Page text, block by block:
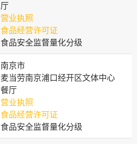
厅
营业执照
食品经营许可证
食品安全监督量化分级
南京市
麦当劳南京浦口经开区文体中心
餐厅
营业执照
食品经营许可证
食品安全监督量化分级